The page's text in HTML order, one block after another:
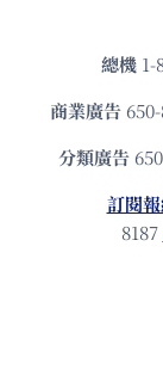
總機 1-
商業廣告
分類廣告
訂閱
8187